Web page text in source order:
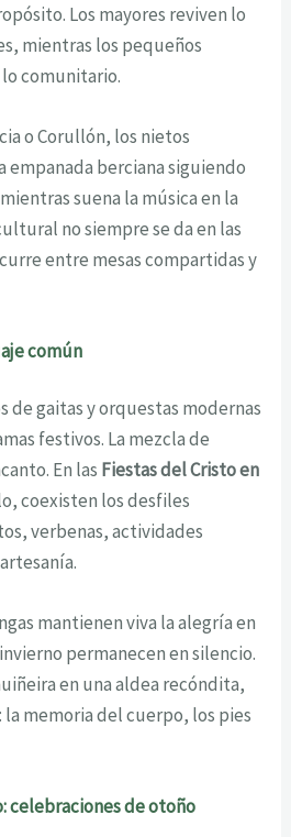
Los mayores reviven lo
mientras los pequeños
comunitario.
o Corullón, los nietos
empanada berciana siguiendo
suena la música en la
no siempre se da en las
entre mesas compartidas y
común
de gaitas y orquestas modernas
festivos. La mezcla de
En las Fiestas del Cristo en
coexisten los desfiles
verbenas, actividades
mantienen viva la alegría en
permanecen en silencio.
en una aldea recóndita,
la memoria del cuerpo, los pies
celebraciones de otoño